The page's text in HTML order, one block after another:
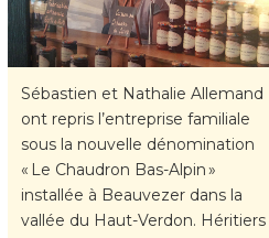
Sébastien et Nathalie Allemand
ont repris l’entreprise familiale
sous la nouvelle dénomination
« Le Chaudron Bas-Alpin »
installée à Beauvezer dans la
vallée du Haut-Verdon. Héritiers